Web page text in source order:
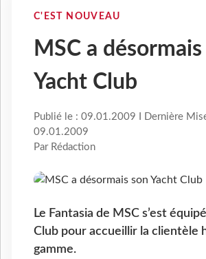
C'EST NOUVEAU
MSC a
Yacht Club
Publié le : 09.01.2009 I Dernière
09.01.2009
Par Rédaction
Le Fantasia de MSC s’est
Club pour accueillir la clientèle
gamme.